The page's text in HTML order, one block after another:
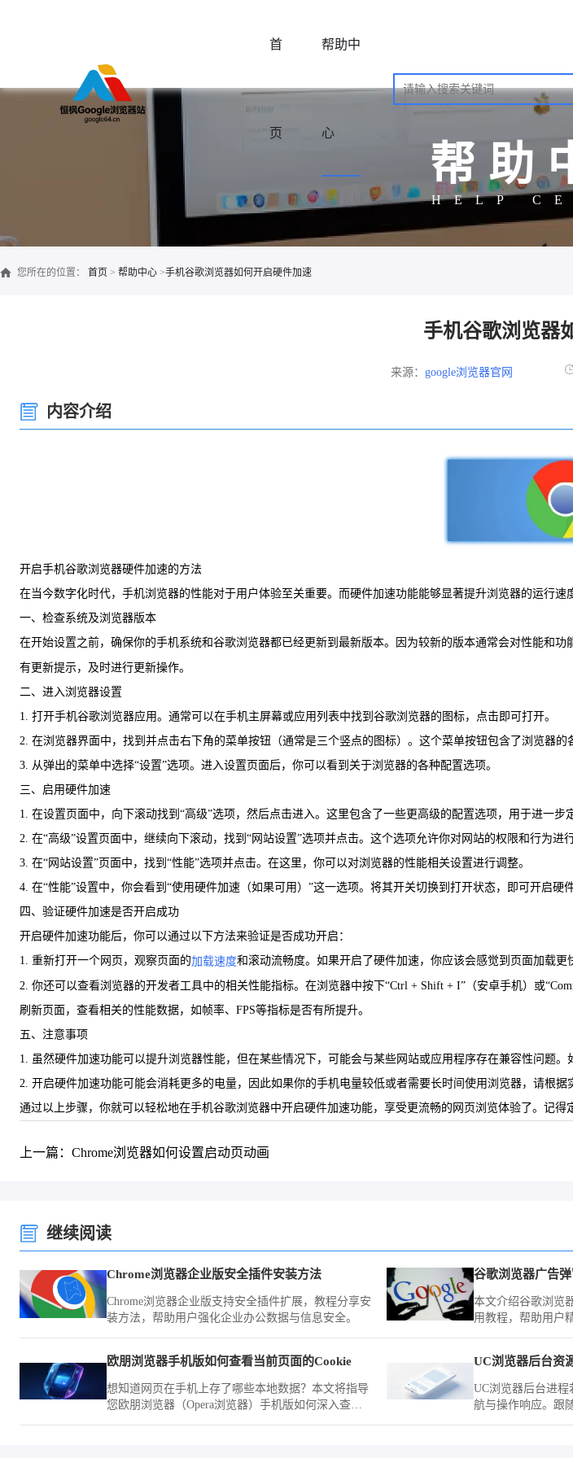
首
页
帮助中
心
帮助
HELP
您所在的位置： 首页 > 帮助中心 >手机谷歌浏览器如何开启硬件加速
手机谷歌浏览器
来源： google浏览器官网
内容介绍
开启手机谷歌浏览器硬件加速的方法
在当今数字化时代，手机浏览器的性能对于用户体验至关重要。而硬件加速功能能够显著提升浏览器的运行
一、检查系统及浏览器版本
在开始设置之前，确保你的手机系统和谷歌浏览器都已经更新到最新版本。因为较新的版本通常会对性能和
有更新提示，及时进行更新操作。
二、进入浏览器设置
1. 打开手机谷歌浏览器应用。通常可以在手机主屏幕或应用列表中找到谷歌浏览器的图标，点击即可打开。
2. 在浏览器界面中，找到并点击右下角的菜单按钮（通常是三个竖点的图标）。这个菜单按钮包含了浏览器的
3. 从弹出的菜单中选择“设置”选项。进入设置页面后，你可以看到关于浏览器的各种配置选项。
三、启用硬件加速
1. 在设置页面中，向下滚动找到“高级”选项，然后点击进入。这里包含了一些更高级的配置选项，用于进一步
2. 在“高级”设置页面中，继续向下滚动，找到“网站设置”选项并点击。这个选项允许你对网站的权限和行为进行
3. 在“网站设置”页面中，找到“性能”选项并点击。在这里，你可以对浏览器的性能相关设置进行调整。
4. 在“性能”设置中，你会看到“使用硬件加速（如果可用）”这一选项。将其开关切换到打开状态，即可开启硬
四、验证硬件加速是否开启成功
开启硬件加速功能后，你可以通过以下方法来验证是否成功开启：
1. 重新打开一个网页，观察页面的加载速度和滚动流畅度。如果开启了硬件加速，你应该会感觉到页面加载更
2. 你还可以查看浏览器的开发者工具中的相关性能指标。在浏览器中按下“Ctrl + Shift + I”（安卓手机）或
刷新页面，查看相关的性能数据，如帧率、FPS等指标是否有所提升。
五、注意事项
1. 虽然硬件加速功能可以提升浏览器性能，但在某些情况下，可能会与某些网站或应用程序存在兼容性问题
2. 开启硬件加速功能可能会消耗更多的电量，因此如果你的手机电量较低或者需要长时间使用浏览器，请根据
通过以上步骤，你就可以轻松地在手机谷歌浏览器中开启硬件加速功能，享受更流畅的网页浏览体验了。记
上一篇：Chrome浏览器如何设置启动页动画
继续阅读
Chrome浏览器企业版安全插件安装方法
Chrome浏览器企业版支持安全插件扩展，教程分享安
装方法，帮助用户强化企业办公数据与信息安全。
谷歌浏览器广告
本文介绍谷歌浏览
用教程，帮助用户
欧朋浏览器手机版如何查看当前页面的Cookie
想知道网页在手机上存了哪些本地数据？本文将指导
您欧朋浏览器（Opera浏览器）手机版如何深入查看
UC浏览器后台资
UC浏览器后台进
航与操作响应。跟